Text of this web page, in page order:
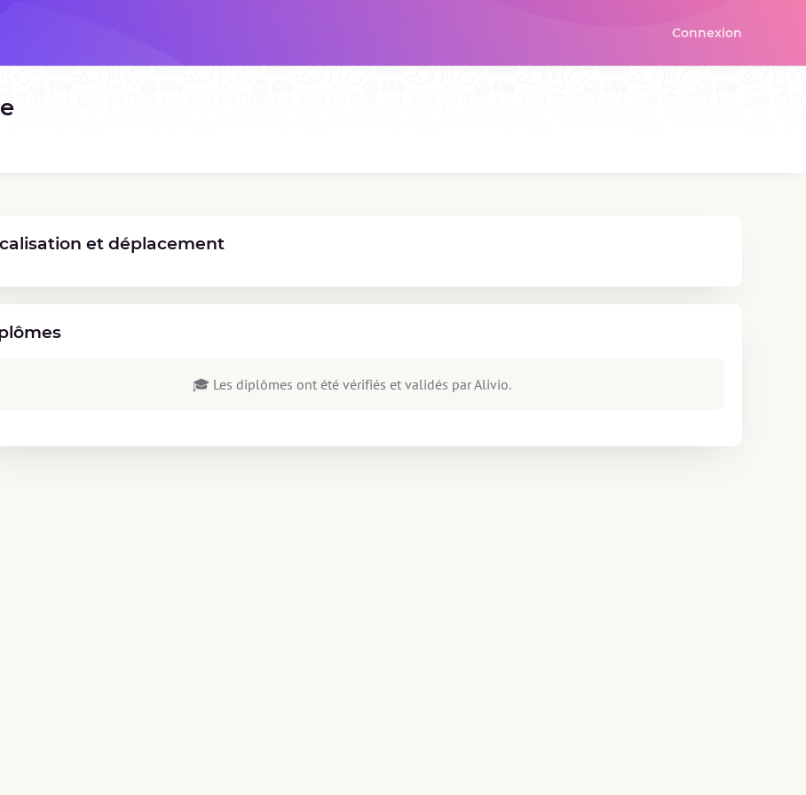
Connexion
et déplacement
🎓 Les diplômes ont été vérifiés et validés par Alivio.